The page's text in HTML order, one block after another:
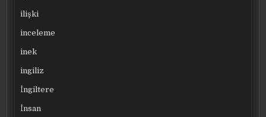
ilişki
inceleme
inek
ingiliz
İngiltere
İnsan